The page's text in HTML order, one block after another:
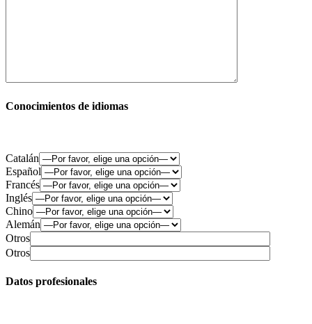
Conocimientos de idiomas
Catalán
Español
Francés
Inglés
Chino
Alemán
Otros
Otros
Datos profesionales